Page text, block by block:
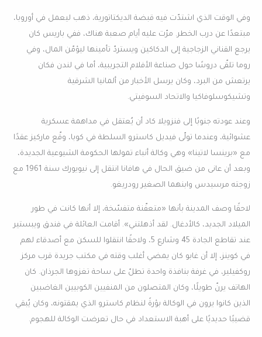
وفي الوقت الذي اشتدّت فيه قبضة الديكتاتورية، ذهب ليعمل في أوروبا،
مبتعدًا عن درب الخطر. مرّت عليه أيام صعبة هناك، ففي باريس كان
يرجع القناني الزجاجية إلى الدكاكين ويستردّ تأمينها ليؤمّن المال، وفي
روما تلقّى دروسًا حول صناعة الأفلام التجريبية، أما في لندن فكان
يرتعش من البرد، وكان يرسل الأخبار من ألمانيا الشرقية
وتشيكوسلوفاكيا والاتحاد السوفيتي.
وعند عودته جنوبًا إلى فنزويلا كاد أن يُعتقل في مداهمة عسكرية
عشوائية، وعندما تولّى فيديل كاسترو السلطة في كوبا، وقّع ماركيز عقدًا
مع «برينسا لاتينا» وهي وكالة أنباء تمولها الحكومة الشيوعية الجديدة،
وبعد أن عانى من ضيق الحال في هافانا انتقل إلى نيويورك سنة 1961 مع
زوجته مرسيدس وابنهما الصغير رودريغو.
لاحقًا وصف المدينة بأنها «متعفّنة متفسّخة، إلا أنها كانت في طور
الميلاد الجديد، كالأدغال. لقد أذهلتني». أقامت العائلة في فندق ويبستير
عند تقاطع الجادة 45 وشارع 5، ولاحقًا انتقلوا للسكن مع أصدقاء لهم
في كوينز، إلا أن غابو كان يمضي أغلب وقته في مكتب جريدة قرب مركز
روكفيلير، في غرفة بنافذة واحدة تطلّ على ساحة تغزوها الجرذان. كان
الهاتف يرنّ طويلًا، وكان المتصلون من المنفيين الكوبيين الغاضبين
الذين كانوا يرون في الوكالة بؤرةً لنظام كاسترو الذي يمقتونه، وكان يُبقي
قضيبًا حديديًا على أهبة الاستعداد في حال تعرضت الوكالة للهجوم.